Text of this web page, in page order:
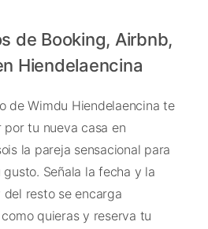
de Booking, Airbnb,
Hiendelaencina
de Wimdu Hiendelaencina te
tu nueva casa en
la pareja sensacional para
Señala la fecha y la
resto se encarga
quieras y reserva tu